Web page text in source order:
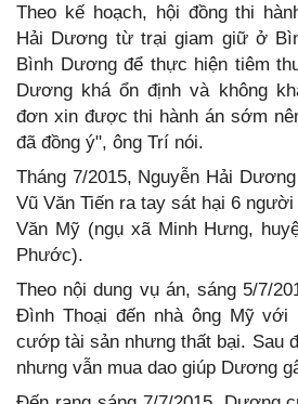
Theo kế hoạch, hội đồng thi
Hải Dương từ trại giam giữ ở
Bình Dương để thực hiện tiêm
Dương khá ổn định và không
đơn xin được thi hành án sớm
đã đồng ý", ông Trí nói.
Tháng 7/2015, Nguyễn Hải
Vũ Văn Tiến ra tay sát hại 6
Văn Mỹ (ngụ xã Minh Hưng,
Phước).
Theo nội dung vụ án, sáng 5/7/
Đình Thoại đến nhà ông Mỹ với
cướp tài sản nhưng thất bại. Sau
nhưng vẫn mua dao giúp Dương